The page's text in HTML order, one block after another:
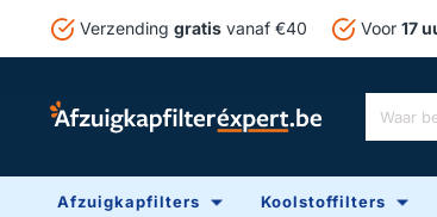
Verzending gratis vanaf €40 Voor 17
Waar
je
naar
Afzuigkapfilters Koolstoffilters